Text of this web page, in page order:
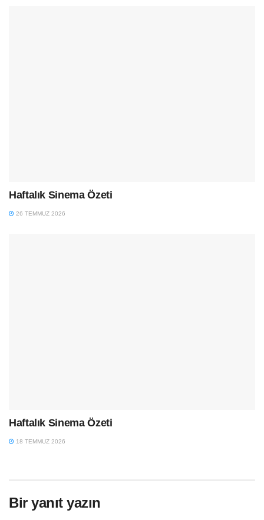
Haftalık Sinema Özeti
26 TEMMUZ 2026
Haftalık Sinema Özeti
18 TEMMUZ 2026
Bir yanıt yazın